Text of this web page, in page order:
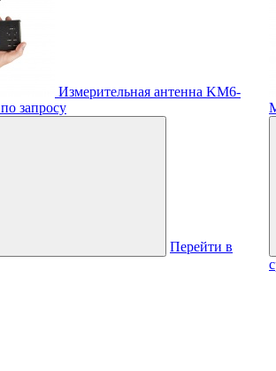
Измерительная антенна KM6-
по запросу
Перейти в